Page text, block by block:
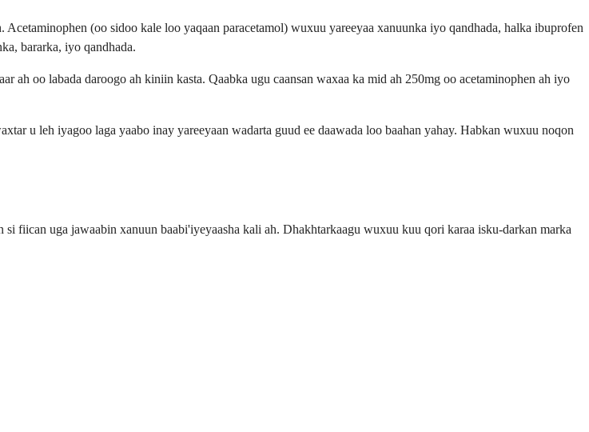
(oo sidoo kale loo yaqaan paracetamol) wuxuu yareeyaa xanuunka iyo qandhada, halka ibuprofen
bararka, iyo qandhada.
ah oo labada daroogo ah kiniin kasta. Qaabka ugu caansan waxaa ka mid ah 250mg oo acetaminophen ah iyo
u leh iyagoo laga yaabo inay yareeyaan wadarta guud ee daawada loo baahan yahay. Habkan wuxuu noqon
fiican uga jawaabin xanuun baabi'iyeyaasha kali ah. Dhakhtarkaagu wuxuu kuu qori karaa isku-darkan marka